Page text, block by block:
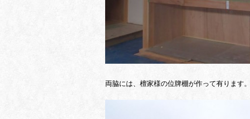
両脇には、檀家様の位牌棚が作って有ります